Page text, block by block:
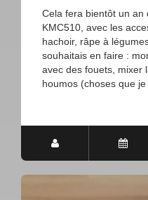
Cela fera bientôt un an
KMC510, avec les
hachoir, râpe à
souhaitais en faire :
avec des fouets, mixer
houmos (choses que je